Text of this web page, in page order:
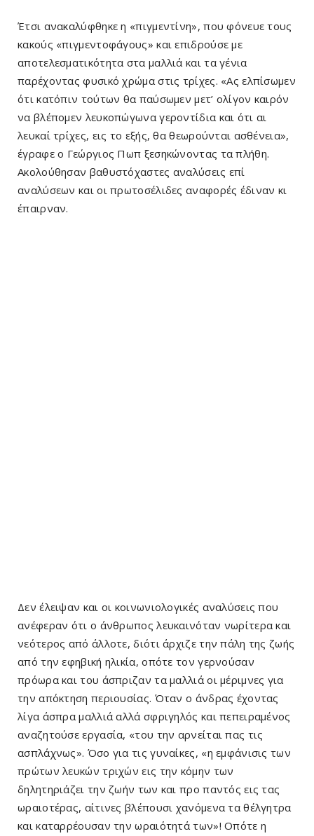
Έτσι ανακαλύφθηκε η «πιγμεντίνη», που φόνευε τους
κακούς «πιγμεντοφάγους» και επιδρούσε με
αποτελεσματικότητα στα μαλλιά και τα γένια
παρέχοντας φυσικό χρώμα στις τρίχες. «Ας ελπίσωμεν
ότι κατόπιν τούτων θα παύσωμεν μετ’ ολίγον καιρόν
να βλέπομεν λευκοπώγωνα γεροντίδια και ότι αι
λευκαί τρίχες, εις το εξής, θα θεωρούνται ασθένεια»,
έγραφε ο Γεώργιος Πωπ ξεσηκώνοντας τα πλήθη.
Ακολούθησαν βαθυστόχαστες αναλύσεις επί
αναλύσεων και οι πρωτοσέλιδες αναφορές έδιναν κι
έπαιρναν.
Δεν έλειψαν και οι κοινωνιολογικές αναλύσεις που
ανέφεραν ότι ο άνθρωπος λευκαινόταν νωρίτερα και
νεότερος από άλλοτε, διότι άρχιζε την πάλη της ζωής
από την εφηβική ηλικία, οπότε τον γερνούσαν
πρόωρα και του άσπριζαν τα μαλλιά οι μέριμνες για
την απόκτηση περιουσίας. Όταν ο άνδρας έχοντας
λίγα άσπρα μαλλιά αλλά σφριγηλός και πεπειραμένος
αναζητούσε εργασία, «του την αρνείται πας τις
ασπλάχνως». Όσο για τις γυναίκες, «η εμφάνισις των
πρώτων λευκών τριχών εις την κόμην των
δηλητηριάζει την ζωήν των και προ παντός εις τας
ωραιοτέρας, αίτινες βλέπουσι χανόμενα τα θέλγητρα
και καταρρέουσαν την ωραιότητά των»! Οπότε η